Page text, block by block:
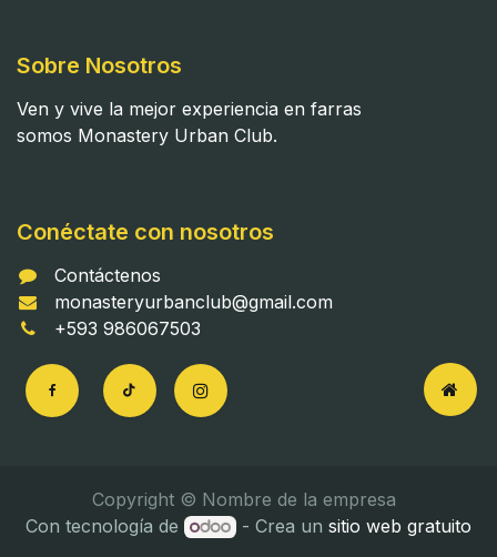
Sobre Nosotros
Ven y vive la mejor experiencia en farras
somos Monastery Urban Club.
Conéctate con nosotros
Contáctenos
monasteryurbanclub@gmail.com
+593 986067503
Copyright © Nombre de la empresa
Con tecnología de
- Crea un sitio web gratuito